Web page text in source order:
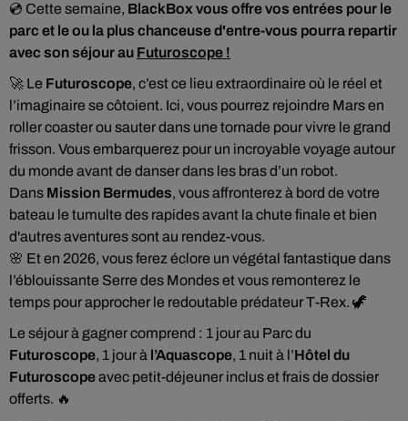
💿 Cette semaine, BlackBox vous offre vos entrées pour le
parc et le ou la plus chanceuse d'entre-vous pourra repartir
avec son séjour au Futuroscope !
🚀 Le Futuroscope, c’est ce lieu extraordinaire où le réel et
l’imaginaire se côtoient. Ici, vous pourrez rejoindre Mars en
roller coaster ou sauter dans une tornade pour vivre le grand
frisson. Vous embarquerez pour un incroyable voyage autour
du monde avant de danser dans les bras d’un robot.
Dans Mission Bermudes, vous affronterez à bord de votre
bateau le tumulte des rapides avant la chute finale et bien
d'autres aventures sont au rendez-vous.
🌸 Et en 2026, vous ferez éclore un végétal fantastique dans
l’éblouissante Serre des Mondes et vous remonterez le
temps pour approcher le redoutable prédateur T-Rex. 🦖
Le séjour à gagner comprend : 1 jour au Parc du
Futuroscope, 1 jour à l’Aquascope, 1 nuit à l’Hôtel du
Futuroscopeavec petit-déjeuner inclus et frais de dossier
offerts. 🔥